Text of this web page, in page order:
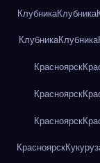
КлубникаКлубника
КлубникаКлубника
Красноярск
Красноярск
Красноярск
Красноярск